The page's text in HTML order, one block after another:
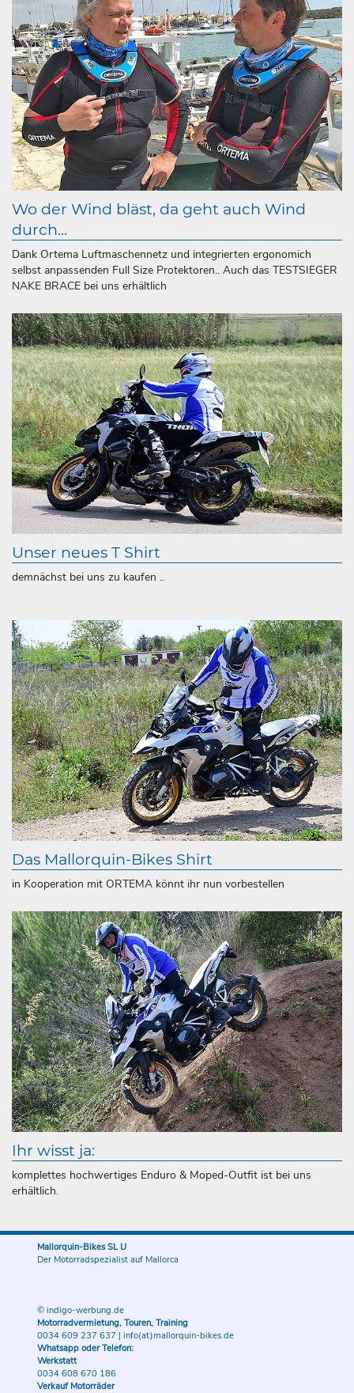
Wo der Wind bläst, da geht auch Wind
durch...
Dank Ortema Luftmaschennetz und integrierten ergonomich
selbst anpassenden Full Size Protektoren.. Auch das TESTSIEGER
NAKE BRACE bei uns erhältlich
Unser neues T Shirt
demnächst bei uns zu kaufen ..
Das Mallorquin-Bikes Shirt
in Kooperation mit ORTEMA könnt ihr nun vorbestellen
Ihr wisst ja:
komplettes hochwertiges Enduro & Moped-Outfit ist bei uns
erhältlich.
Mallorquin-Bikes SL U
Der Motorradspezialist auf Mallorca
© indigo-werbung.de
Motorradvermietung, Touren, Training
0034 609 237 637 | info(at)mallorquin-bikes.de
Whatsapp oder Telefon:
Werkstatt
0034 608 670 186
Verkauf Motorräder